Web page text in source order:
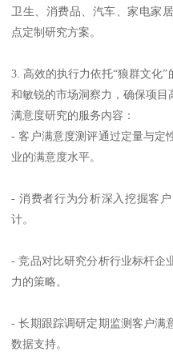
卫生、消费品、汽车、家电家
点定制研究方案。
3. 高效的执行力依托“狼群文化
和敏锐的市场洞察力，确保项目
满意度研究的服务内容：
- 客户满意度测评通过定量与定
业的满意度水平。
- 消费者行为分析深入挖掘客
计。
- 竞品对比研究分析行业标杆企
力的策略。
- 长期跟踪调研定期监测客户满
数据支持。